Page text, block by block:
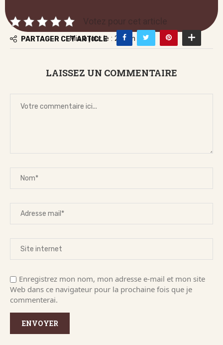
Mis à jour le : 22 juin 2026
Votez pour cet article
PARTAGER CET ARTICLE
LAISSEZ UN COMMENTAIRE
Enregistrez mon nom, mon adresse e-mail et mon site
Web dans ce navigateur pour la prochaine fois que je
commenterai.